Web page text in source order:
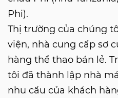
Phi).
Thị trường của chúng
viện, nhà cung cấp sơ
hàng thể thao bán lẻ.
tôi đã thành lập nhà
nhu cầu của khách